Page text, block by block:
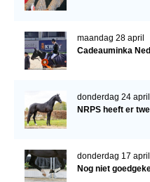
maandag 28 april
Cadeauminka
donderdag 24 april
NRPS heeft er
donderdag 17 april
Nog niet